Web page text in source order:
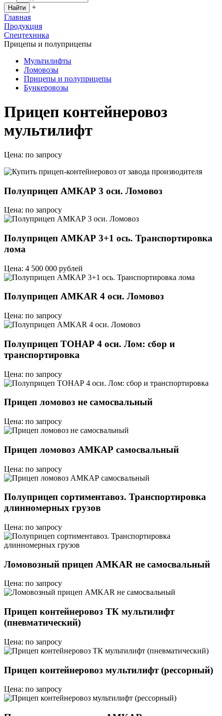
+
Главная
Продукция
Спецтехника
Прицепы и полуприцепы
Мультилифты
Ломовозы
Прицепы и полуприцепы
Бункеровозы
Прицеп контейнеровоз
мультилифт
Цена: по запросу
Полуприцеп АМКАР 3 оси. Ломовоз
Цена: по запросу
Полуприцеп АМКАР 3+1 ось. Транспортировка
лома
Цена: 4 500 000 рублей
Полуприцеп AMKAR 4 оси. Ломовоз
Цена: по запросу
Полуприцеп ТОНАР 4 оси. Лом: сбор и
транспортировка
Цена: по запросу
Прицеп ломовоз не самосвальный
Цена: по запросу
Прицеп ломовоз АМКАР самосвальный
Цена: по запросу
Полуприцеп сортиментавоз. Транспортировка
длинномерных грузов
Цена: по запросу
Ломовозный прицеп AMKAR не самосвальный
Цена: по запросу
Прицеп контейнеровоз ТК мультилифт
(пневматический)
Цена: по запросу
Прицеп контейнеровоз мультилифт (рессорный)
Цена: по запросу